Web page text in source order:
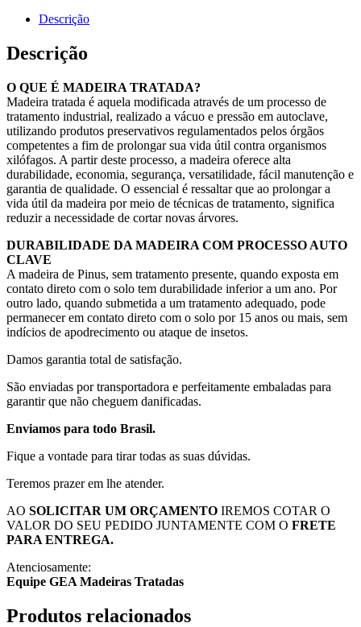
Descrição
Descrição
O QUE É MADEIRA TRATADA?
Madeira tratada é aquela modificada através de um processo de
tratamento industrial, realizado a vácuo e pressão em autoclave,
utilizando produtos preservativos regulamentados pelos órgãos
competentes a fim de prolongar sua vida útil contra organismos
xilófagos. A partir deste processo, a madeira oferece alta
durabilidade, economia, segurança, versatilidade, fácil manutenção e
garantia de qualidade. O essencial é ressaltar que ao prolongar a
vida útil da madeira por meio de técnicas de tratamento, significa
reduzir a necessidade de cortar novas árvores.
DURABILIDADE DA MADEIRA COM PROCESSO AUTO
CLAVE
A madeira de Pinus, sem tratamento presente, quando exposta em
contato direto com o solo tem durabilidade inferior a um ano. Por
outro lado, quando submetida a um tratamento adequado, pode
permanecer em contato direto com o solo por 15 anos ou mais, sem
indícios de apodrecimento ou ataque de insetos.
Damos garantia total de satisfação.
São enviadas por transportadora e perfeitamente embaladas para
garantir que não cheguem danificadas.
Enviamos para todo Brasil.
Fique a vontade para tirar todas as suas dúvidas.
Teremos prazer em lhe atender.
AO SOLICITAR UM ORÇAMENTO IREMOS COTAR O
VALOR DO SEU PEDIDO JUNTAMENTE COM O FRETE
PARA ENTREGA.
Atenciosamente:
Equipe GEA Madeiras Tratadas
Produtos relacionados